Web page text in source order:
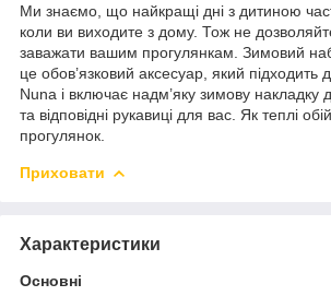
Ми знаємо, що найкращі дні з дитиною
коли ви виходите з дому. Тож не
заважати вашим прогулянкам. Зимовий
це обов’язковий аксесуар, який підходить
Nuna і включає надм’яку зимову накладку
та відповідні рукавиці для вас. Як теплі
прогулянок.
Приховати
Характеристики
Основні